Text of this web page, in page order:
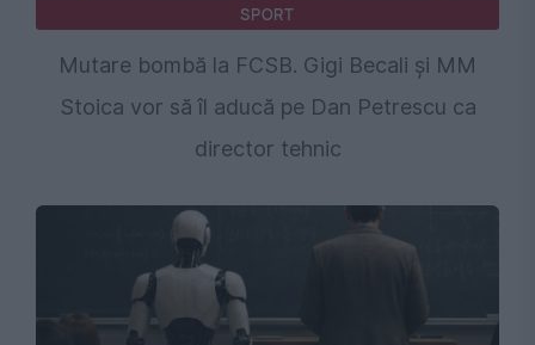
SPORT
Mutare bombă la FCSB. Gigi Becali și MM
Stoica vor să îl aducă pe Dan Petrescu ca
director tehnic